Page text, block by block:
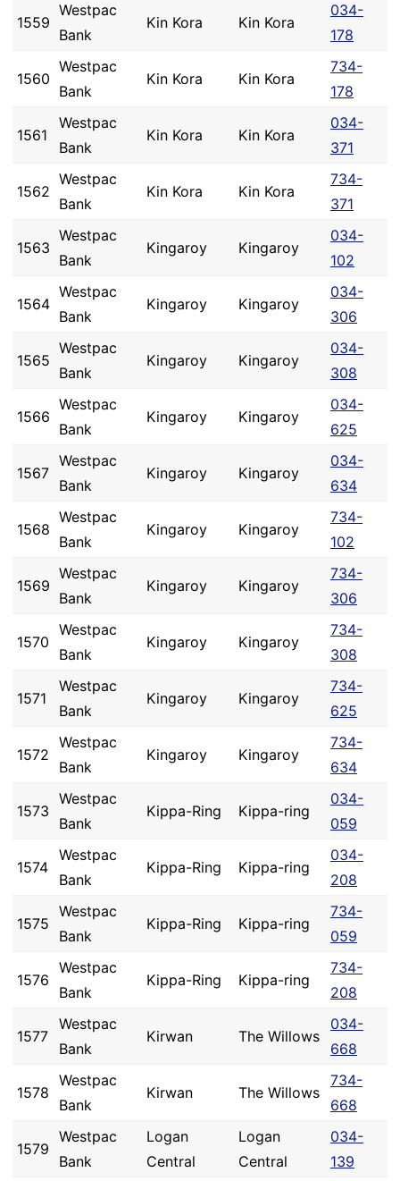
1559
Westpac
Bank
Kin Kora Kin Kora
034-
178
1560
Westpac
Bank
Kin Kora Kin Kora
734-
178
1561
Westpac
Bank
Kin Kora Kin Kora
034-
371
1562
Westpac
Bank
Kin Kora Kin Kora
734-
371
1563
Westpac
Bank
Kingaroy Kingaroy
034-
102
1564
Westpac
Bank
Kingaroy Kingaroy
034-
306
1565
Westpac
Bank
Kingaroy Kingaroy
034-
308
1566
Westpac
Bank
Kingaroy Kingaroy
034-
625
1567
Westpac
Bank
Kingaroy Kingaroy
034-
634
1568
Westpac
Bank
Kingaroy Kingaroy
734-
102
1569
Westpac
Bank
Kingaroy Kingaroy
734-
306
1570
Westpac
Bank
Kingaroy Kingaroy
734-
308
1571
Westpac
Bank
Kingaroy Kingaroy
734-
625
1572
Westpac
Bank
Kingaroy Kingaroy
734-
634
1573
Westpac
Bank
Kippa-Ring Kippa-ring
034-
059
1574
Westpac
Bank
Kippa-Ring Kippa-ring
034-
208
1575
Westpac
Bank
Kippa-Ring Kippa-ring
734-
059
1576
Westpac
Bank
Kippa-Ring Kippa-ring
734-
208
1577
Westpac
Bank
Kirwan The Willows
034-
668
1578
Westpac
Bank
Kirwan The Willows
734-
668
1579
Westpac
Bank
Logan
Central
Logan
Central
034-
139